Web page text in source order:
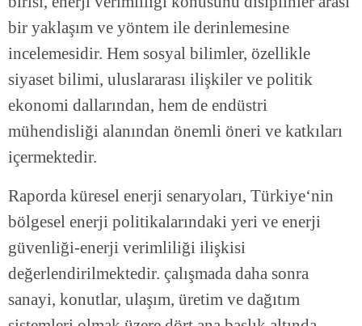
bir yaklaşım ve yöntem ile derinlemesine
incelemesidir. Hem sosyal bilimler, özellikle
siyaset bilimi, uluslararası ilişkiler ve politik
ekonomi dallarından, hem de endüstri
mühendisliği alanından önemli öneri ve katkıları
içermektedir.
Raporda küresel enerji senaryoları, Türkiye‘nin
bölgesel enerji politikalarındaki yeri ve enerji
güvenliği-enerji verimliliği ilişkisi
değerlendirilmektedir. çalışmada daha sonra
sanayi, konutlar, ulaşım, üretim ve dağıtım